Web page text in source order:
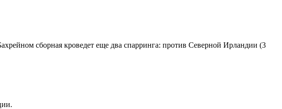
сборная кроведет еще два спарринга: против Северной Ирландии (3